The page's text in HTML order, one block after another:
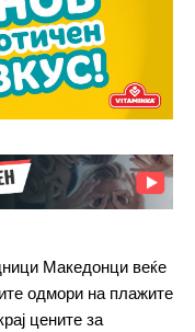
Македонци веќе
одмори на плажите
цените за